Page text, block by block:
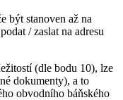
být stanoven až na
/ zaslat na adresu
(dle bodu 10), lze
dokumenty), a to
obvodního báňského